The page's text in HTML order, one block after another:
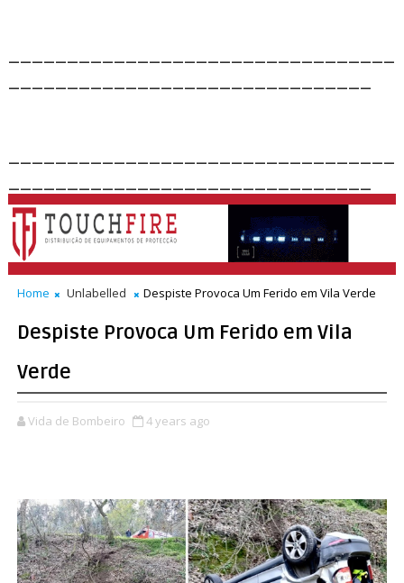
Home Unlabelled Despiste Provoca Um Ferido em Vila Verde
Despiste Provoca Um Ferido em Vila
Verde
Vida de Bombeiro 4 years ago